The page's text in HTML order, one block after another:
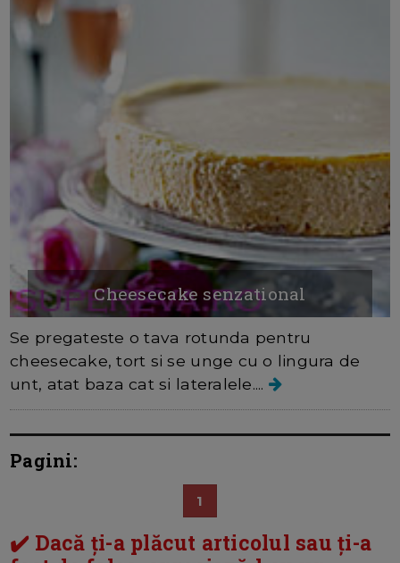
Cheesecake senzational
Se pregateste o tava rotunda pentru
cheesecake, tort si se unge cu o lingura de
unt, atat baza cat si lateralele....
Pagini:
1
✔️ Dacă ți-a plăcut articolul sau ți-a